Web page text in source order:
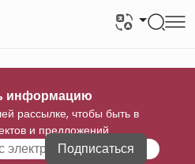
информацию
рассылке, чтобы быть в
и предложений
Подписаться